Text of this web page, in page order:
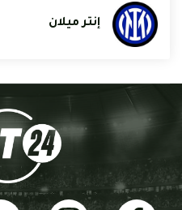
إنتر ميلان